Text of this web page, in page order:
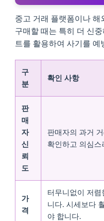
중고 거래 플랫폼이나 해
구매할 때는 특히 더 신
트를 활용하여 사기를 예
구
분
확인 사항
판
매
자
신
뢰
도
판매자의 과거
확인하고 의심
가
격
터무니없이 저
니다. 시세보다
야 합니다.